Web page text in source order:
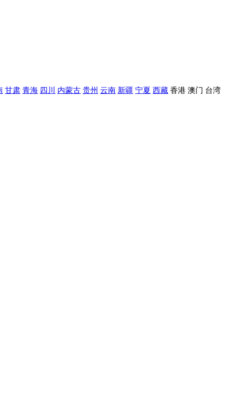
甘肃 青海 四川 内蒙古 贵州 云南 新疆 宁夏 西藏 香港 澳门 台湾